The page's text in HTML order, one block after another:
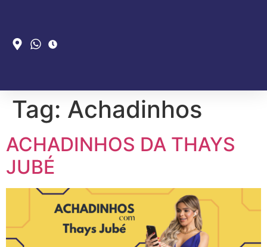
Tag: Achadinhos
ACHADINHOS DA THAYS
JUBÉ